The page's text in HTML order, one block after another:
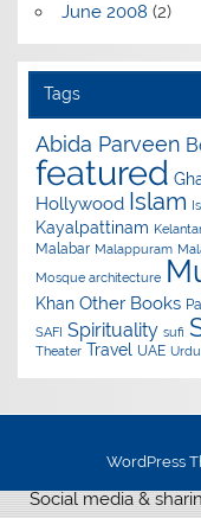
June 2008 (2)
Tags
Abida Parveen
featured
Hollywood Islam
Kayalpattinam
Malabar Malappuram
Mosque architecture
Khan Other Books
SAFI Spirituality sufi
Theater Travel UAE Urdu
WordPress
Social media &